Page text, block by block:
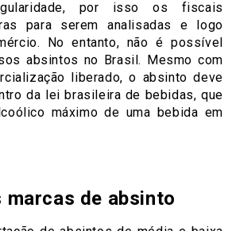
por isso os fiscais
para serem analisadas e logo
No entanto, não é possível
absintos no Brasil. Mesmo com
liberado, o absinto deve
da lei brasileira de bebidas, que
máximo de uma bebida em
marcas de absinto